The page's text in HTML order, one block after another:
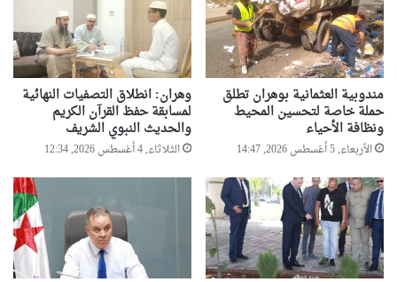
مندوبية العثمانية بوهران تطلق
حملة خاصة لتحسين المحيط
ونظافة الأحياء
الأربعاء, 5 أغسطس 2026, 14:47
وهران: انطلاق التصفيات النهائية
لمسابقة حفظ القرآن الكريم
والحديث النبوي الشريف
الثلاثاء, 4 أغسطس 2026, 12:34